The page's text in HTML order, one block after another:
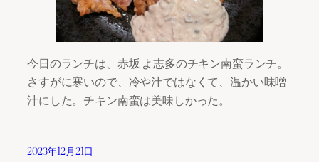
今日のランチは、赤坂 よ志多のチキン南蛮ランチ。
さすがに寒いので、冷や汁ではなくて、温かい味噌
汁にした。チキン南蛮は美味しかった。
2023年12月21日